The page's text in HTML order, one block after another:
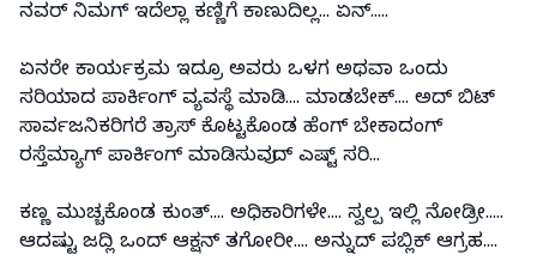
ನವರ್ ನಿಮಗ್ ಇದೆಲ್ಲಾ ಕಣ್ಣಿಗೆ ಕಾಣುದಿಲ್ಲ... ಏನ್.....
ಏನರೇ ಕಾರ್ಯಕ್ರಮ ಇದ್ರೂ ಅವರು ಒಳಗ ಅಥವಾ ಒಂದು
ಸರಿಯಾದ ಪಾರ್ಕಿಂಗ್ ವ್ಯವಸ್ಥೆ ಮಾಡಿ.... ಮಾಡಬೇಕ್‌.... ಅದ್ ಬಿಟ್
ಸಾರ್ವಜನಿಕರಿಗರೆ ತ್ರಾಸ್ ಕೊಟ್ಟಕೊಂಡ ಹೆಂಗ್ ಬೇಕಾದಂಗ್
ರಸ್ತೆಮ್ಯಾಗ್ ಪಾರ್ಕಿಂಗ್ ಮಾಡಿಸುವುದ್ ಎಷ್ಟ್ ಸರಿ...
ಕಣ್ಣ ಮುಚ್ಚಕೊಂಡ ಕುಂತ್.... ಅಧಿಕಾರಿಗಳೇ.... ಸ್ವಲ್ಪ ಇಲ್ಲಿ ನೋಡ್ರೀ.....
ಆದಷ್ಟು ಜದ್ಲಿ ಒಂದ್ ಆಕ್ಷನ್ ತಗೋರೀ.... ಅನ್ನುದ್ ಪಬ್ಲಿಕ್ ಆಗ್ರಹ....